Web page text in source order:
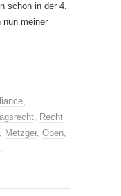
schon in der 4.
nun meiner
,
, Recht
, Metzger, Open,
.